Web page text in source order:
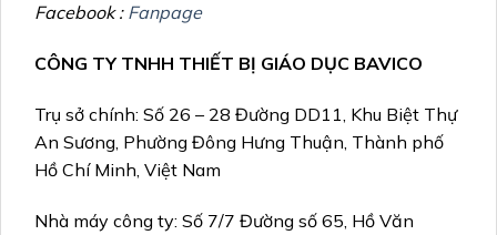
Facebook : Fanpage
CÔNG TY TNHH THIẾT BỊ GIÁO DỤC BAVICO
Trụ sở chính: Số 26 – 28 Đường DD11, Khu Biệt Thự
An Sương, Phường Đông Hưng Thuận, Thành phố
Hồ Chí Minh, Việt Nam
Nhà máy công ty: Số 7/7 Đường số 65, Hồ Văn